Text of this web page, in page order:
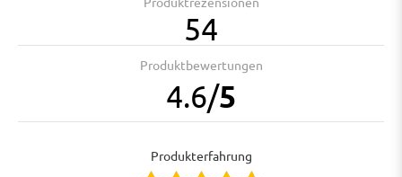
54
Produktbewertungen
4.6/5
Produkterfahrung